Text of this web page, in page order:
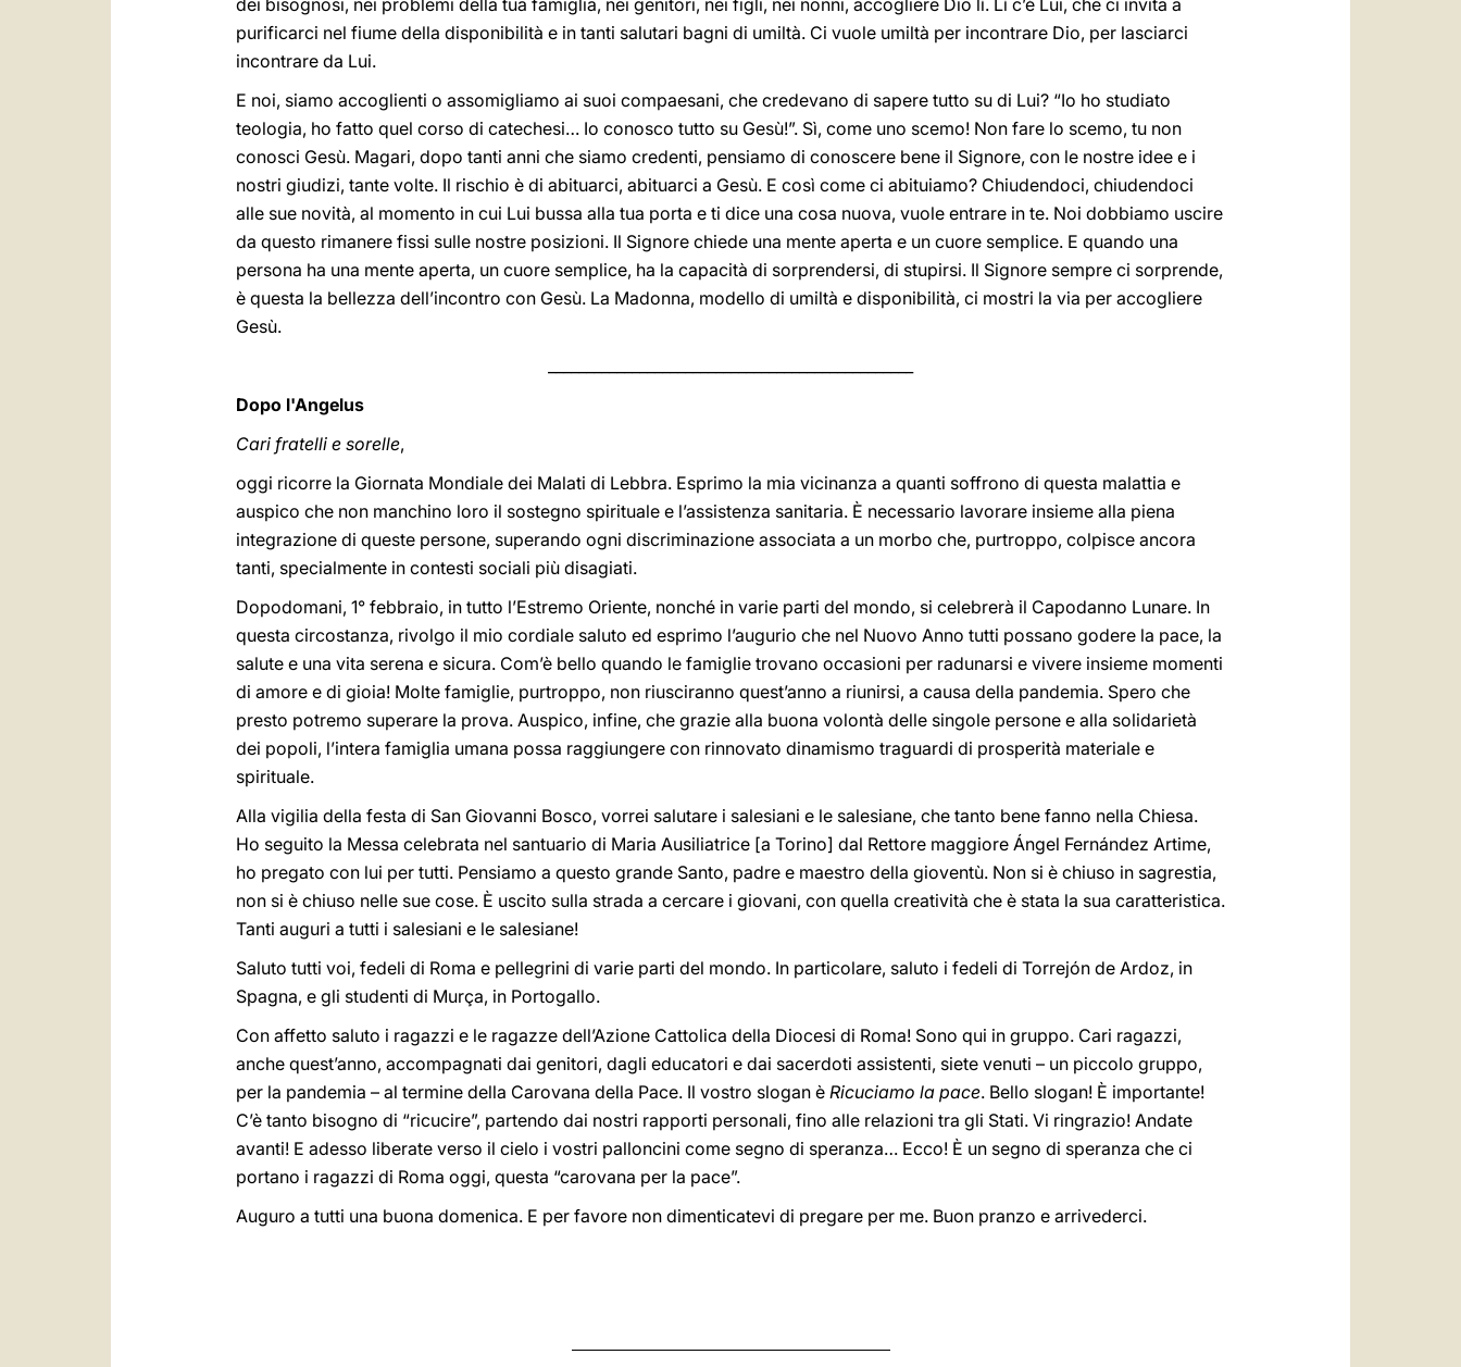
dei bisognosi, nei problemi della tua famiglia, nei genitori, nei figli, nei nonni, accogliere Dio lì. Lì c’è Lui, che ci invita a
purificarci nel fiume della disponibilità e in tanti salutari bagni di umiltà. Ci vuole umiltà per incontrare Dio, per lasciarci
incontrare da Lui.
E noi, siamo accoglienti o assomigliamo ai suoi compaesani, che credevano di sapere tutto su di Lui? “Io ho studiato
teologia, ho fatto quel corso di catechesi… Io conosco tutto su Gesù!”. Sì, come uno scemo! Non fare lo scemo, tu non
conosci Gesù. Magari, dopo tanti anni che siamo credenti, pensiamo di conoscere bene il Signore, con le nostre idee e i
nostri giudizi, tante volte. Il rischio è di abituarci, abituarci a Gesù. E così come ci abituiamo? Chiudendoci, chiudendoci
alle sue novità, al momento in cui Lui bussa alla tua porta e ti dice una cosa nuova, vuole entrare in te. Noi dobbiamo uscire
da questo rimanere fissi sulle nostre posizioni. Il Signore chiede una mente aperta e un cuore semplice. E quando una
persona ha una mente aperta, un cuore semplice, ha la capacità di sorprendersi, di stupirsi. Il Signore sempre ci sorprende,
è questa la bellezza dell’incontro con Gesù. La Madonna, modello di umiltà e disponibilità, ci mostri la via per accogliere
Gesù.
Dopo l'Angelus
Cari fratelli e sorelle,
oggi ricorre la Giornata Mondiale dei Malati di Lebbra. Esprimo la mia vicinanza a quanti soffrono di questa malattia e
auspico che non manchino loro il sostegno spirituale e l’assistenza sanitaria. È necessario lavorare insieme alla piena
integrazione di queste persone, superando ogni discriminazione associata a un morbo che, purtroppo, colpisce ancora
tanti, specialmente in contesti sociali più disagiati.
Dopodomani, 1° febbraio, in tutto l’Estremo Oriente, nonché in varie parti del mondo, si celebrerà il Capodanno Lunare. In
questa circostanza, rivolgo il mio cordiale saluto ed esprimo l’augurio che nel Nuovo Anno tutti possano godere la pace, la
salute e una vita serena e sicura. Com’è bello quando le famiglie trovano occasioni per radunarsi e vivere insieme momenti
di amore e di gioia! Molte famiglie, purtroppo, non riusciranno quest’anno a riunirsi, a causa della pandemia. Spero che
presto potremo superare la prova. Auspico, infine, che grazie alla buona volontà delle singole persone e alla solidarietà
dei popoli, l’intera famiglia umana possa raggiungere con rinnovato dinamismo traguardi di prosperità materiale e
spirituale.
Alla vigilia della festa di San Giovanni Bosco, vorrei salutare i salesiani e le salesiane, che tanto bene fanno nella Chiesa.
Ho seguito la Messa celebrata nel santuario di Maria Ausiliatrice [a Torino] dal Rettore maggiore Ángel Fernández Artime,
ho pregato con lui per tutti. Pensiamo a questo grande Santo, padre e maestro della gioventù. Non si è chiuso in sagrestia,
non si è chiuso nelle sue cose. È uscito sulla strada a cercare i giovani, con quella creatività che è stata la sua caratteristica.
Tanti auguri a tutti i salesiani e le salesiane!
Saluto tutti voi, fedeli di Roma e pellegrini di varie parti del mondo. In particolare, saluto i fedeli di Torrejón de Ardoz, in
Spagna, e gli studenti di Murça, in Portogallo.
Con affetto saluto i ragazzi e le ragazze dell’Azione Cattolica della Diocesi di Roma! Sono qui in gruppo. Cari ragazzi,
anche quest’anno, accompagnati dai genitori, dagli educatori e dai sacerdoti assistenti, siete venuti – un piccolo gruppo,
per la pandemia – al termine della Carovana della Pace. Il vostro slogan è Ricuciamo la pace. Bello slogan! È importante!
C’è tanto bisogno di “ricucire”, partendo dai nostri rapporti personali, fino alle relazioni tra gli Stati. Vi ringrazio! Andate
avanti! E adesso liberate verso il cielo i vostri palloncini come segno di speranza… Ecco! È un segno di speranza che ci
portano i ragazzi di Roma oggi, questa “carovana per la pace”.
Auguro a tutti una buona domenica. E per favore non dimenticatevi di pregare per me. Buon pranzo e arrivederci.